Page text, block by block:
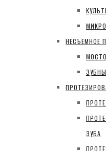
НЕСЪЕМНОЕ
ЗУБА